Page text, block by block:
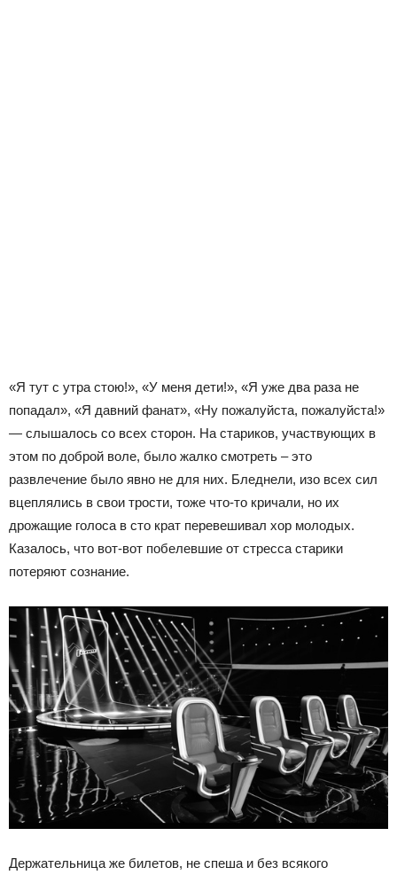
«Я тут с утра стою!», «У меня дети!», «Я уже два раза не
попадал», «Я давний фанат», «Ну пожалуйста, пожалуйста!»
— слышалось со всех сторон. На стариков, участвующих в
этом по доброй воле, было жалко смотреть – это
развлечение было явно не для них. Бледнели, изо всех сил
вцеплялись в свои трости, тоже что-то кричали, но их
дрожащие голоса в сто крат перевешивал хор молодых.
Казалось, что вот-вот побелевшие от стресса старики
потеряют сознание.
Держательница же билетов, не спеша и без всякого